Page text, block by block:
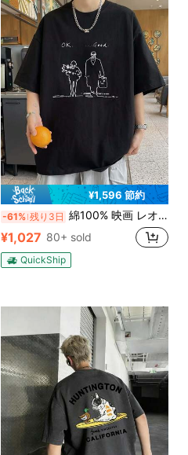
¥1,596 節約
-61% 残り3日 綿100% 映画 レオン Leon Luc Besson Mathida マチルダ プリントTシャツ メンズ/レディース Tシャツ 夏服 人気 シャツ スポーツ トップス 半袖 無地 通気性 ファッション ゆったり おもしろTシャツ
¥1,027 80+ sold
QuickShip